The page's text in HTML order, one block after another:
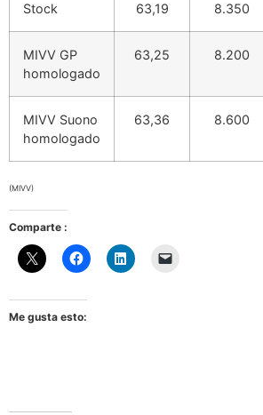
Stock 63,19 8.350
MIVV GP
homologado
63,25 8.200
MIVV Suono
homologado
63,36 8.600
(MIVV)
Comparte :
Me gusta esto: